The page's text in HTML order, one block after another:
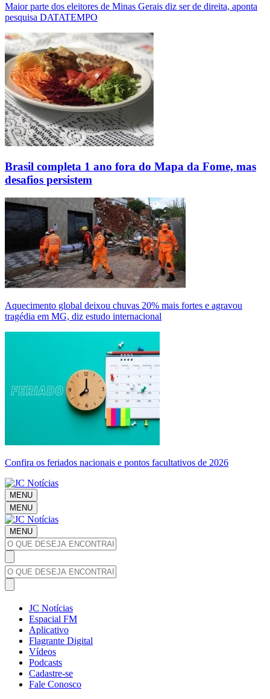
Maior parte dos eleitores de Minas Gerais diz ser de direita, aponta
pesquisa DATATEMPO
Brasil completa 1 ano fora do Mapa da Fome, mas
desafios persistem
Aquecimento global deixou chuvas 20% mais fortes e agravou
tragédia em MG, diz estudo internacional
Confira os feriados nacionais e pontos facultativos de 2026
MENU
MENU
MENU
JC Notícias
Espacial FM
Aplicativo
Flagrante Digital
Vídeos
Podcasts
Cadastre-se
Fale Conosco